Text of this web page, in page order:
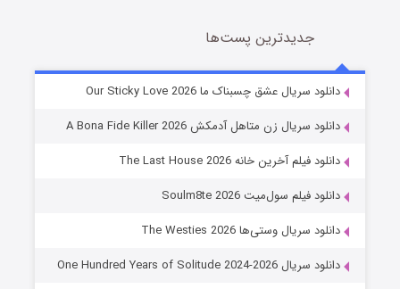
شوهر
جدیدترین پست‌ها
دانلود سریال عشق چسبناک ما Our Sticky Love 2026
دانلود سریال زن متاهل آدمکش A Bona Fide Killer 2026
دانلود فیلم آخرین خانه The Last House 2026
دانلود فیلم سول‌میت Soulm8te 2026
دانلود سریال وستی‌ها The Westies 2026
دانلود سریال One Hundred Years of Solitude 2024-2026